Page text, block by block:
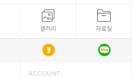
갤러리 자료실
ACCOUNT